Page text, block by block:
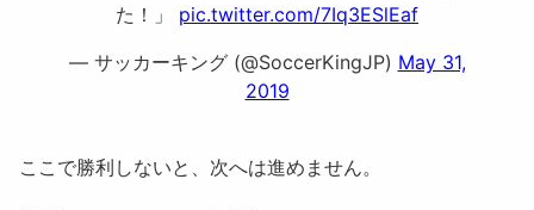
た！」 pic.twitter.com/7Iq3ESlEaf
— サッカーキング (@SoccerKingJP) May 31,
2019
ここで勝利しないと、次へは進めません。